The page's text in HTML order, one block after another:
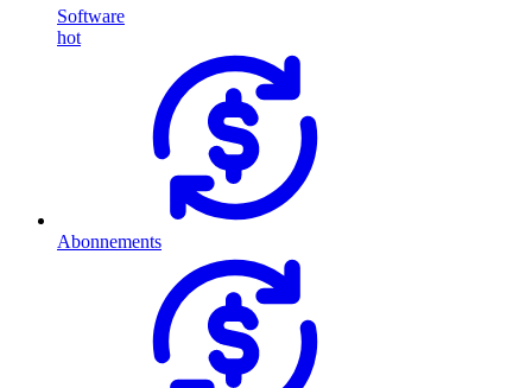
Software
hot
Abonnements